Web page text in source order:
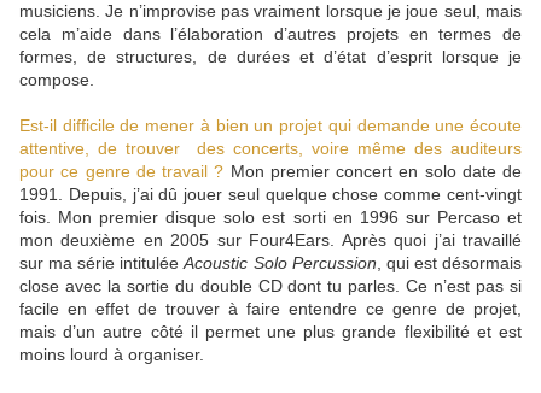
musiciens. Je n’improvise pas vraiment lorsque je joue seul, mais
cela m’aide dans l’élaboration d’autres projets en termes de
formes, de structures, de durées et d’état d’esprit lorsque je
compose.
Est-il difficile de mener à bien un projet qui demande une écoute
attentive, de trouver des concerts, voire même des auditeurs
pour ce genre de travail ? Mon premier concert en solo date de
1991. Depuis, j’ai dû jouer seul quelque chose comme cent-vingt
fois. Mon premier disque solo est sorti en 1996 sur Percaso et
mon deuxième en 2005 sur Four4Ears. Après quoi j’ai travaillé
sur ma série intituléeAcoustic Solo Percussion , qui est désormais
close avec la sortie du double CD dont tu parles. Ce n’est pas si
facile en effet de trouver à faire entendre ce genre de projet,
mais d’un autre côté il permet une plus grande flexibilité et est
moins lourd à organiser.